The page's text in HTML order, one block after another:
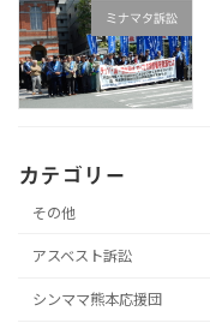
ミナマタ訴訟
カテゴリー
その他
アスベスト訴訟
シンママ熊本応援団